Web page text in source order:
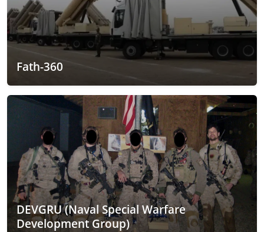
Fath-360
DEVGRU (Naval Special Warfare
Development Group)